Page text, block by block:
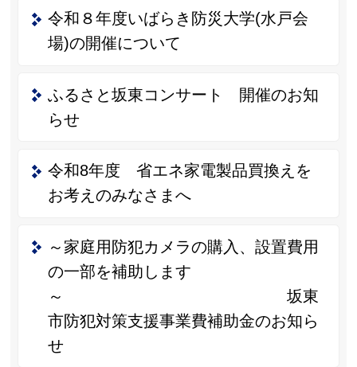
令和８年度いばらき防災大学(水戸会
場)の開催について
ふるさと坂東コンサート 開催のお知
らせ
令和8年度 省エネ家電製品買換えを
お考えのみなさまへ
～家庭用防犯カメラの購入、設置費用
の一部を補助します
～ 坂東
市防犯対策支援事業費補助金のお知ら
せ